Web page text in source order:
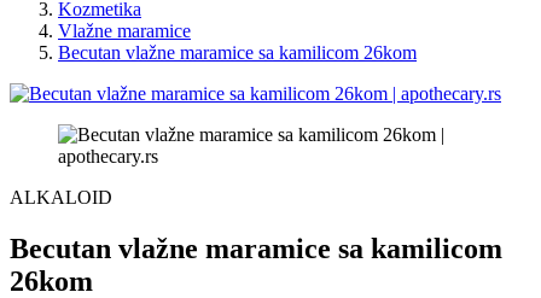
Kozmetika
Vlažne maramice
Becutan vlažne maramice sa kamilicom 26kom
ALKALOID
Becutan vlažne maramice sa kamilicom
26kom